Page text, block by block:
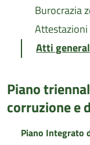
Burocrazia
Atti
Piano
corruzione e
Piano Integrato